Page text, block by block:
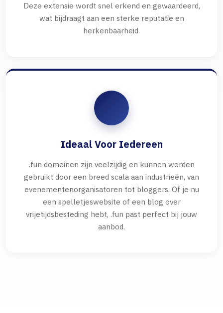
Deze extensie wordt snel erkend en gewaardeerd,
wat bijdraagt aan een sterke reputatie en
herkenbaarheid.
Ideaal Voor Iedereen
.fun domeinen zijn veelzijdig en kunnen worden
gebruikt door een breed scala aan industrieën, van
evenementenorganisatoren tot bloggers. Of je nu
een spelletjeswebsite of een blog over
vrijetijdsbesteding hebt, .fun past perfect bij jouw
aanbod.